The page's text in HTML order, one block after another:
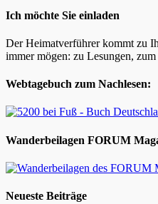
Ich möchte Sie einladen
Der Heimatverführer kommt zu
immer mögen: zu Lesungen,
Webtagebuch zum Nachlesen:
Wanderbeilagen FORUM
Neueste Beiträge